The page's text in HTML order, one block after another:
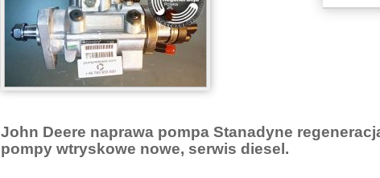
John Deere naprawa pompa Stanadyne
pompy wtryskowe nowe, serwis diesel.